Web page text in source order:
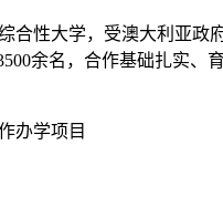
合性大学，受澳大利亚
余名，合作基础扎实
办学项目